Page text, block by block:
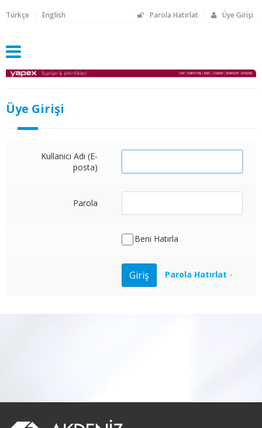
Parola Hatırlat Üye Girişi
Türkçe English
Üye Girişi
Kullanıcı Adı (E-
posta)
Parola
Beni Hatırla
Parola Hatırlat -